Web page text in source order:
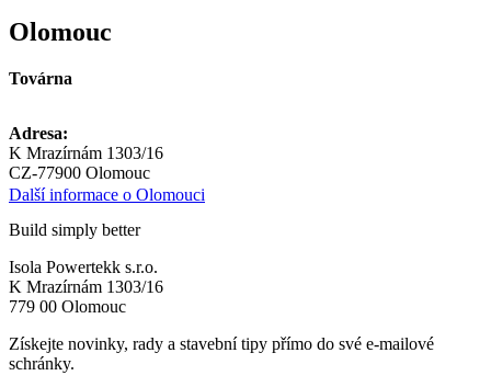
Olomouc
Továrna
Adresa:
K Mrazírnám 1303/16
CZ-77900 Olomouc
Další informace o Olomouci
Build simply better
Isola Powertekk s.r.o.
K Mrazírnám 1303/16
779 00 Olomouc
Získejte novinky, rady a stavební tipy přímo do své e-mailové
schránky.